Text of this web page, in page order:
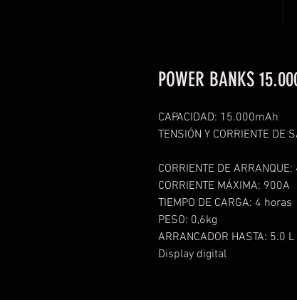
POWER BANKS
CAPACIDAD: 15.000mAh
TENSIÓN Y CORRIENTE DE
5V ~
CORRIENTE DE
CORRIENTE MÁXIMA: 900A
TIEMPO DE CARGA: 4 horas
PESO: 0,6kg
ARRANCADOR HASTA: 5.0
Display digital